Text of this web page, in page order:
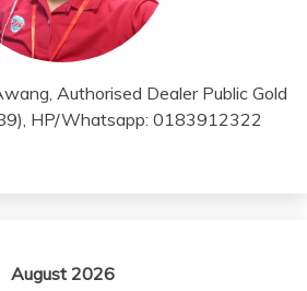
Authorised Dealer Public Gold
HP/Whatsapp: 0183912322
August 2026